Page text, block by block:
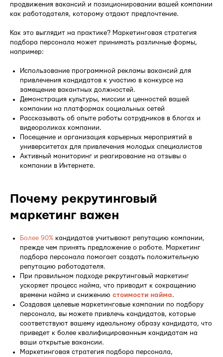
продвижения вакансий и позиционировании вашей компании
как работодателя, которому отдают предпочтение.
Как это выглядит на практике? Маркетинговая стратегия
подбора персонала может принимать различные формы,
например:
Использование программной рекламы вакансий для
привлечения кандидатов к участию в конкурсе на
замещение вакантных должностей.
Демонстрация культуры, миссии и ценностей вашей
компании на платформах социальных сетей
Рассказывать об опыте работы сотрудников в блогах и
видеороликах компании.
Посещение и организация карьерных мероприятий в
университетах для привлечения молодых специалистов
Активный мониторинг и реагирование на отзывы о
компании в Интернете.
Почему рекрутинговый
маркетинг важен
Более 90% кандидатов учитывают репутацию компании,
прежде чем принять предложение о работе. Маркетинг
подбора персонала помогает создать положительную
репутацию работодателя.
При правильном подходе рекрутинговый маркетинг
ускоряет процесс найма, что приводит к сокращению
времени найма и снижению стоимости найма.
Создавая целевые маркетинговые кампании по подбору
персонала, вы можете привлечь кандидатов, которые
соответствуют вашему идеальному образу кандидата, что
приведет к более квалифицированным кандидатам на
ваши открытые вакансии.
Маркетинговая стратегия подбора персонала,